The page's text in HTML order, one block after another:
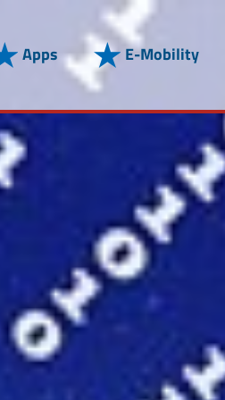
Apps E-Mobility